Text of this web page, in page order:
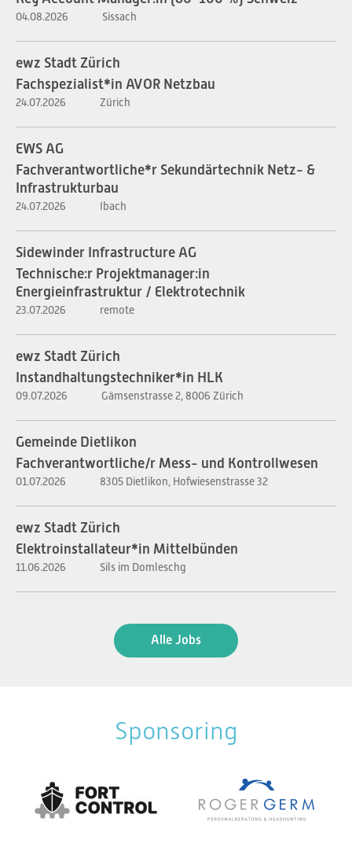
04.08.2026 Sissach
ewz Stadt Zürich
Fachspezialist*in AVOR Netzbau
24.07.2026 Zürich
EWS AG
Fachverantwortliche*r Sekundärtechnik Netz- &
Infrastrukturbau
24.07.2026 Ibach
Sidewinder Infrastructure AG
Technische:r Projektmanager:in
Energieinfrastruktur / Elektrotechnik
23.07.2026 remote
ewz Stadt Zürich
Instandhaltungstechniker*in HLK
09.07.2026 Gämsenstrasse 2, 8006 Zürich
Gemeinde Dietlikon
Fachverantwortliche/r Mess- und Kontrollwesen
01.07.2026 8305 Dietlikon, Hofwiesenstrasse 32
ewz Stadt Zürich
Elektroinstallateur*in Mittelbünden
11.06.2026 Sils im Domleschg
Alle Jobs
Sponsoring